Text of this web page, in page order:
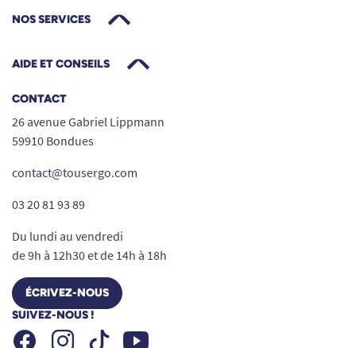
NOS SERVICES
AIDE ET CONSEILS
CONTACT
26 avenue Gabriel Lippmann
59910 Bondues
contact@tousergo.com
03 20 81 93 89
Du lundi au vendredi
de 9h à 12h30 et de 14h à 18h
ÉCRIVEZ-NOUS
SUIVEZ-NOUS !
FacebookInstagramTiktok Youtube